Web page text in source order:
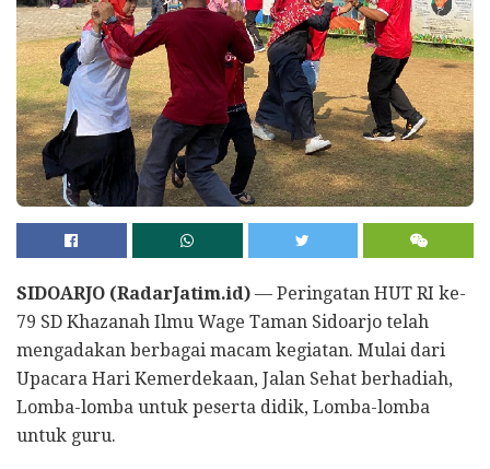
SIDOARJO (RadarJatim.id) — Peringatan HUT RI ke-
79 SD Khazanah Ilmu Wage Taman Sidoarjo telah
mengadakan berbagai macam kegiatan. Mulai dari
Upacara Hari Kemerdekaan, Jalan Sehat berhadiah,
Lomba-lomba untuk peserta didik, Lomba-lomba
untuk guru.